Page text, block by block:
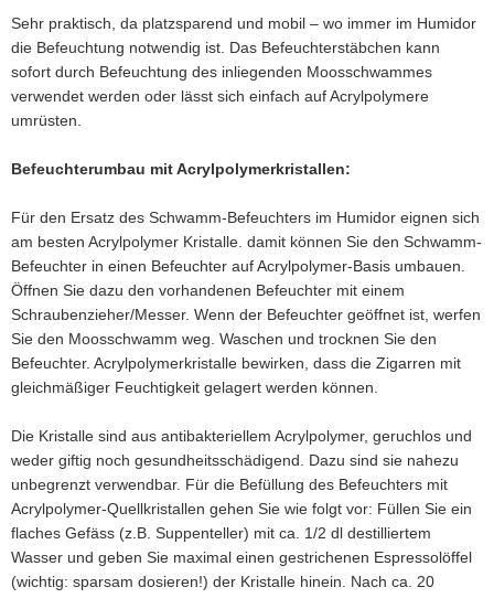
Sehr praktisch, da platzsparend und mobil – wo immer im Humidor
die Befeuchtung notwendig ist. Das Befeuchterstäbchen kann
sofort durch Befeuchtung des inliegenden Moosschwammes
verwendet werden oder lässt sich einfach auf Acrylpolymere
umrüsten.
Befeuchterumbau mit Acrylpolymerkristallen:
Für den Ersatz des Schwamm-Befeuchters im Humidor eignen sich
am besten Acrylpolymer Kristalle. damit können Sie den Schwamm-
Befeuchter in einen Befeuchter auf Acrylpolymer-Basis umbauen.
Öffnen Sie dazu den vorhandenen Befeuchter mit einem
Schraubenzieher/Messer. Wenn der Befeuchter geöffnet ist, werfen
Sie den Moosschwamm weg. Waschen und trocknen Sie den
Befeuchter. Acrylpolymerkristalle bewirken, dass die Zigarren mit
gleichmäßiger Feuchtigkeit gelagert werden können.
Die Kristalle sind aus antibakteriellem Acrylpolymer, geruchlos und
weder giftig noch gesundheitsschädigend. Dazu sind sie nahezu
unbegrenzt verwendbar. Für die Befüllung des Befeuchters mit
Acrylpolymer-Quellkristallen gehen Sie wie folgt vor: Füllen Sie ein
flaches Gefäss (z.B. Suppenteller) mit ca. 1/2 dl destilliertem
Wasser und geben Sie maximal einen gestrichenen Espressolöffel
(wichtig: sparsam dosieren!) der Kristalle hinein. Nach ca. 20